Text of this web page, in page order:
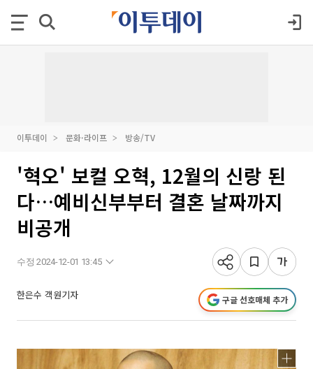
이투데이 문화·라이프 방송/TV
'혁오' 보컬 오혁, 12월의 신랑 된
다…예비신부부터 결혼 날짜까지
비공개
수정 2024-12-01 13:45
한은수 객원기자 구글 선호매체 추가